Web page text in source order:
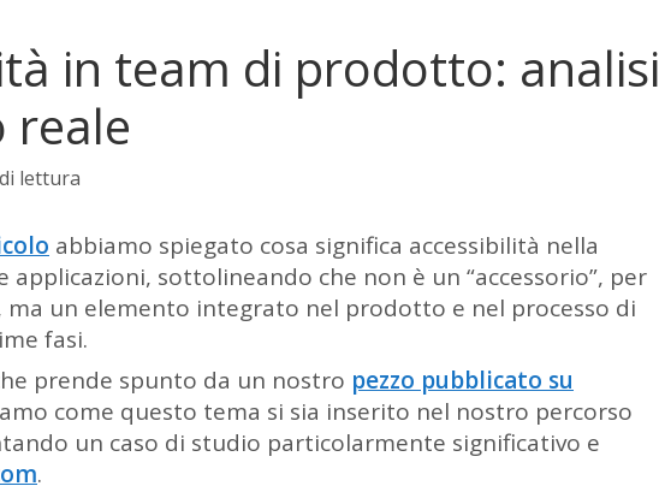
in team di prodotto: analisi
reale
lettura
abbiamo spiegato cosa significa accessibilità nella
applicazioni, sottolineando che non è un “accessorio”, per
un elemento integrato nel prodotto e nel processo di
fasi.
prende spunto da un nostro pezzo pubblicato su
come questo tema si sia inserito nel nostro percorso
un caso di studio particolarmente significativo e
.